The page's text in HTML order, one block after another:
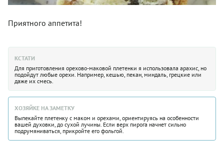
Приятного аппетита!
КСТАТИ
Для приготовления орехово-маковой плетенки я использовала арахис, но
подойдут любые орехи. Например, кешью, пекан, миндаль, грецкие или
даже их смесь.
ХОЗЯЙКЕ НА ЗАМЕТКУ
Выпекайте плетенку с маком и орехами, ориентируясь на особенности
вашей духовки, до сухой лучины. Если верх пирога начнет сильно
подрумяниваться, прикройте его фольгой.